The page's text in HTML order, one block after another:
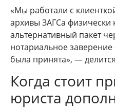
«Мы работали с
архивы ЗАГСа физически
альтернативный пакет
нотариальное
была принята», —
Когда стоит
юриста